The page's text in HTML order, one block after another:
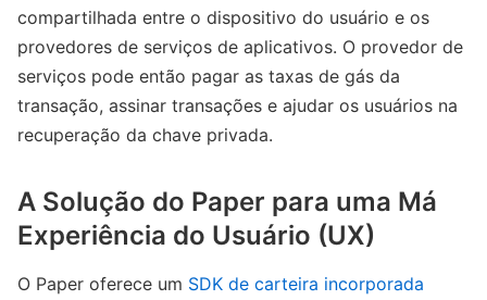
compartilhada entre o dispositivo do usuário e os
provedores de serviços de aplicativos. O provedor de
serviços pode então pagar as taxas de gás da
transação, assinar transações e ajudar os usuários na
recuperação da chave privada.
A Solução do Paper para uma Má
Experiência do Usuário (UX)
O Paper oferece um SDK de carteira incorporada